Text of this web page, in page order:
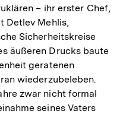
– ihr erster Chef,
Detlev Mehlis,
Sicherheitskreise
äußeren Drucks baute
geratenen
wiederzubeleben.
zwar nicht formal
seines Vaters